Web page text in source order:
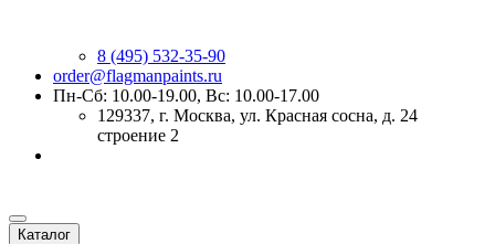
8 (495) 532-35-90
order@flagmanpaints.ru
Пн-Сб: 10.00-19.00, Вс: 10.00-17.00
129337, г. Москва, ул. Красная сосна, д. 24
строение 2
Каталог